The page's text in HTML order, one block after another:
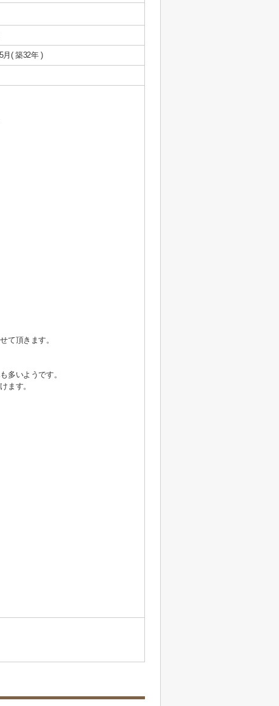
月( 築32年 )
て頂きます。
多いようです。
ます。